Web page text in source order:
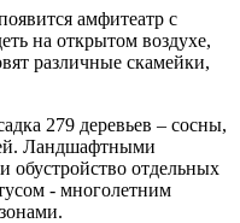
амфитеатр с
на открытом воздухе,
различные скамейки,
279 деревьев – сосны,
Ландшафтными
обустройство отдельных
- многолетним